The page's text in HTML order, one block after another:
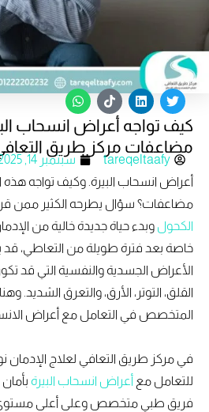
T
w
i
t
t
e
r
L
i
n
k
e
d
n
T
i
k
t
o
k
W
h
a
t
s
a
p
كيف تواجه أعراض انسحاب
مضاعفات مركز طريق التعافي
tareqeltaafy سبتمبر 14, 2025
أعراض انسحاب البيرة. وكيف تواجه هذه
مضاعفات؟ سؤال يطرحه الكثير ممن
الكحول وبدء حياة جديدة خالية من
خاصة بعد فترة طويلة من التعاطي،
الأعراض الجسدية والنفسية التي قد
القلق، التوتر، الأرق، والتعرق الشديد.
المتخصص في التعامل مع أعراض
في مركز طريق التعافي لعلاج الإدمان
للتعامل معأعراض انسحاب البيرةبأمان
فريق طبي متخصص وعلى أعلى مستوى